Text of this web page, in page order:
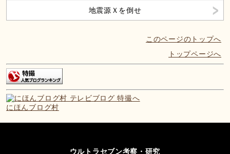
地震源Ｘを倒せ
このページのトップへ
トップページへ
にほんブログ村
ウルトラセブン考察・研究